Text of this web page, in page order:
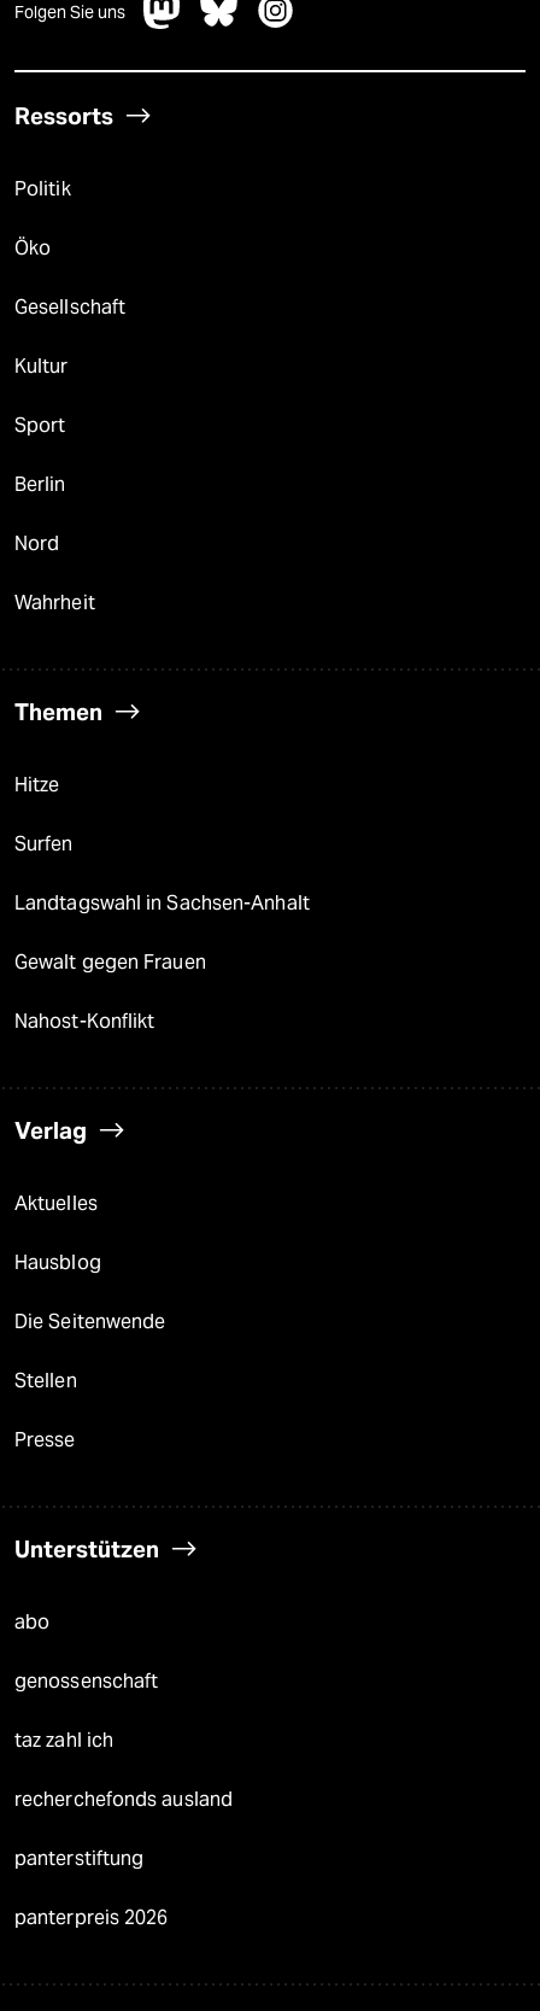
Folgen Sie uns
Ressorts
Politik
Öko
Gesellschaft
Kultur
Sport
Berlin
Nord
Wahrheit
Themen
Hitze
Surfen
Landtagswahl in Sachsen-Anhalt
Gewalt gegen Frauen
Nahost-Konflikt
Verlag
Aktuelles
Hausblog
Die Seitenwende
Stellen
Presse
Unterstützen
abo
genossenschaft
taz zahl ich
recherchefonds ausland
panterstiftung
panterpreis 2026